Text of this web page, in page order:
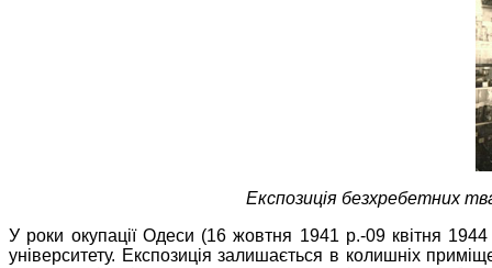
Експозиція безхребетних
У роки окупації Одеси (16 жовтня 1941 р.-09 квітня
університету. Експозиція залишається в колишніх